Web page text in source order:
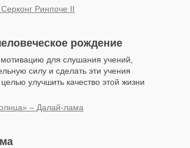
Ринпоче II
рождение
для слушания учений,
силу и сделать эти учения
улучшить качество этой жизни
– Далай-лама